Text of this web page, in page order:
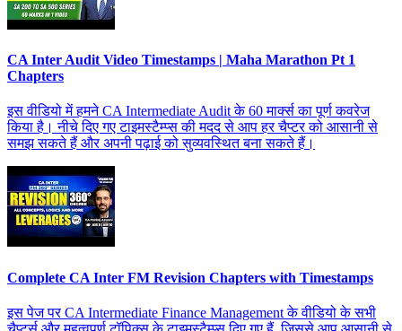
CA Inter Audit Video Timestamps | Maha Marathon Pt 1
Chapters
इस वीडियो में हमने CA Intermediate Audit के 60 मार्क्स का पूर्ण कवरेज
किया है। नीचे दिए गए टाइमस्टैम्प्स की मदद से आप हर चैप्टर को आसानी से
समझ सकते हैं और अपनी पढ़ाई को सुव्यवस्थित बना सकते हैं।
Complete CA Inter FM Revision Chapters with Timestamps
इस पेज पर CA Intermediate Finance Management के वीडियो के सभी